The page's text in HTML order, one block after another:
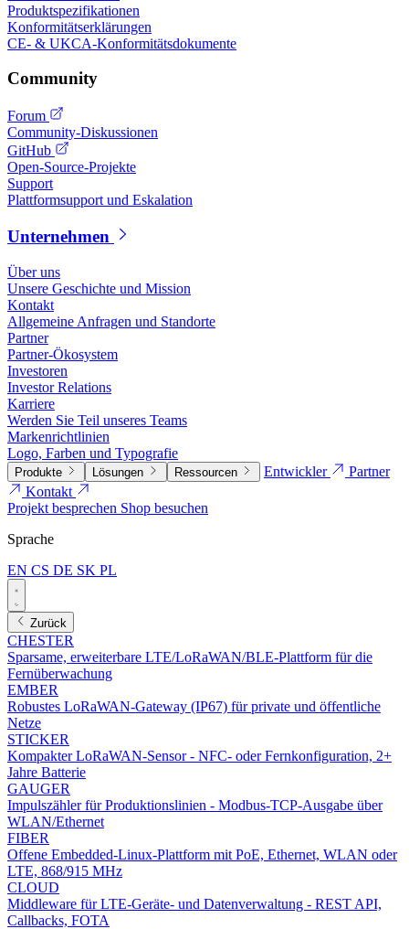
Produktspezifikationen
Konformitätserklärungen
CE- & UKCA-Konformitätsdokumente
Community
Forum
Community-Diskussionen
GitHub
Open-Source-Projekte
Support
Plattformsupport und Eskalation
Unternehmen
Über uns
Unsere Geschichte und Mission
Kontakt
Allgemeine Anfragen und Standorte
Partner
Partner-Ökosystem
Investoren
Investor Relations
Karriere
Werden Sie Teil unseres Teams
Markenrichtlinien
Logo, Farben und Typografie
Produkte Lösungen Ressourcen Entwickler
Partner
Kontakt
Projekt besprechen Shop besuchen
Sprache
EN CS DE SK PL
Zurück
CHESTER
Sparsame, erweiterbare LTE/LoRaWAN/BLE-Plattform für die
Fernüberwachung
EMBER
Robustes LoRaWAN-Gateway (IP67) für private und öffentliche
Netze
STICKER
Kompakter LoRaWAN-Sensor - NFC- oder Fernkonfiguration, 2+
Jahre Batterie
GAUGER
Impulszähler für Produktionslinien - Modbus-TCP-Ausgabe über
WLAN/Ethernet
FIBER
Offene Embedded-Linux-Plattform mit PoE, Ethernet, WLAN oder
LTE, 868/915 MHz
CLOUD
Middleware für LTE-Geräte- und Datenverwaltung - REST API,
Callbacks, FOTA